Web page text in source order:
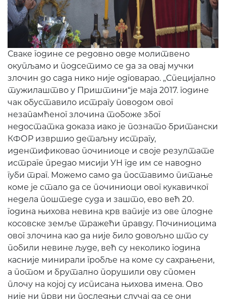
Сваке године се редовно овде молитвено
окупљамо и подсетимо се да за овај мучки
злочин до сада нико није одговарао. „Специјално
тужилаштво у Приштини“је маја 2017. године
чак обуставило истрагу поводом овог
незапамћеног злочина тобоже због
недостатка доказа иако је познато британски
КФОР извршио детаљну истрагу,
идентификовао починиоце и своје резултате
истраге предао мисији УН где им се наводно
губи траг. Можемо само да поставимо питање
коме је стало да се починиоци овог кукавичког
недела поштеде суда и зашто, ево већ 20.
година њихова невина крв вапије из ове плодне
косовске земље тражећи правду. Починиоцима
овог злочина као да није било довољно што су
побили невине људе, већ су неколико година
касније минирали гробље на коме су сахрањени,
а потом и брутално порушили ову спомен
плочу на којој су исписана њихова имена. Ово
није ни први ни последњи случај да се они